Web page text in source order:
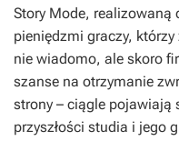
Story Mode, realizowaną
pieniędzmi graczy, którzy
nie wiadomo, ale skoro
szanse na otrzymanie
strony – ciągle pojawiają
przyszłości studia i jego